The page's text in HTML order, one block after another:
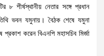
৮ শীর্ষস্থানীয় নেতার সঙ্গে প্রধান
ভবন যমুনায়। বৈঠক শেষে যমুনা
প্রকাশ করেন বিএনপি মহাসচিব মির্জা